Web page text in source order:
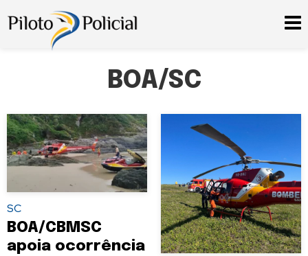
BOA/SC
SC
BOA/CBMSC
apoia ocorrência